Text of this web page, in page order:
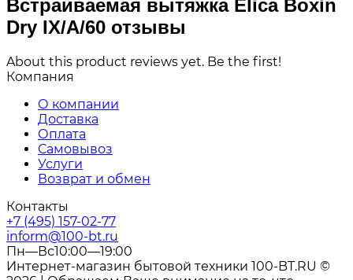
Встраиваемая вытяжка Elica Boxin
Dry IX/A/60 отзывы
About this product reviews yet. Be the first!
Компания
О компании
Доставка
Оплата
Самовывоз
Услуги
Возврат и обмен
Контакты
+7 (495) 157-02-77
inform@100-bt.ru
Пн—Вс10:00—19:00
Интернет-магазин бытовой техники 100-BT.RU ©